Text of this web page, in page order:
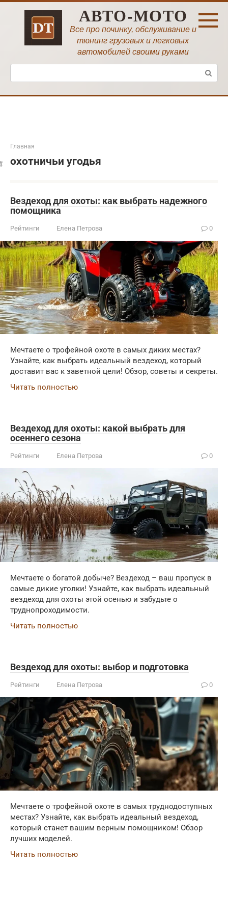
Перейти
АВТО-МОТО
Все про починку, обслуживание и
тюнинг грузовых и легковых
автомобилей своими руками
Поиск:
Главная
охотничьи угодья
Вездеход для охоты: как выбрать надежного
помощника
Рейтинги Елена Петрова 0
Мечтаете о трофейной охоте в самых диких местах?
Узнайте, как выбрать идеальный вездеход, который
доставит вас к заветной цели! Обзор, советы и секреты.
Читать полностью
Вездеход для охоты: какой выбрать для
осеннего сезона
Рейтинги Елена Петрова 0
Мечтаете о богатой добыче? Вездеход – ваш пропуск в
самые дикие уголки! Узнайте, как выбрать идеальный
вездеход для охоты этой осенью и забудьте о
труднопроходимости.
Читать полностью
Вездеход для охоты: выбор и подготовка
Рейтинги Елена Петрова 0
Мечтаете о трофейной охоте в самых труднодоступных
местах? Узнайте, как выбрать идеальный вездеход,
который станет вашим верным помощником! Обзор
лучших моделей.
Читать полностью